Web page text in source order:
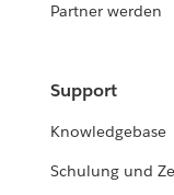
Partner werden
Support
Knowledgebase
Schulung und